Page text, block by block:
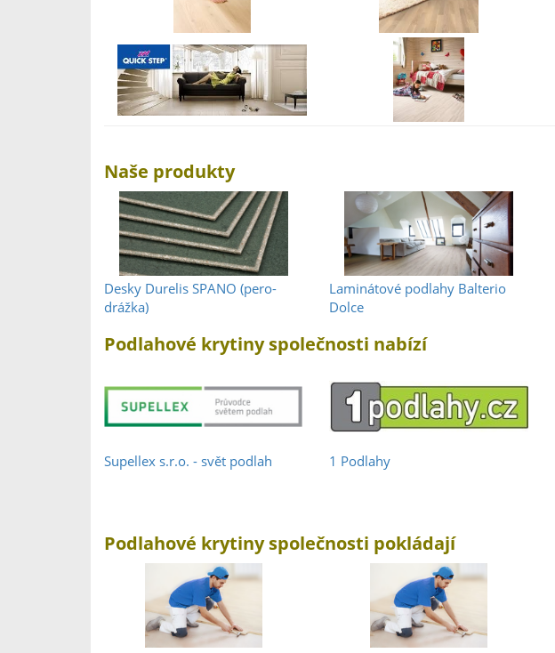
Naše produkty
Desky Durelis SPANO (pero-
drážka)
Laminátové podlahy Balterio
Dolce
Podlahové krytiny společnosti nabízí
Supellex s.r.o. - svět podlah 1 Podlahy
Podlahové krytiny společnosti pokládají